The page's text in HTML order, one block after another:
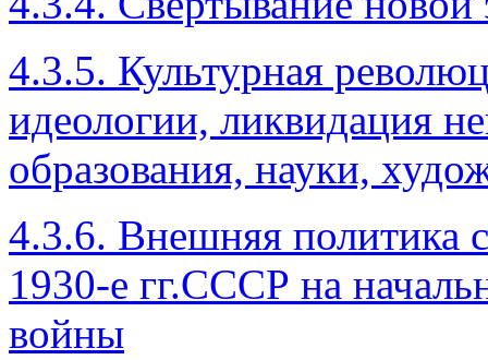
4.3.5. Культурная
идеологии, ликвидация
образования, науки,
4.3.6. Внешняя политика
1930-е гг.СССР на
войны